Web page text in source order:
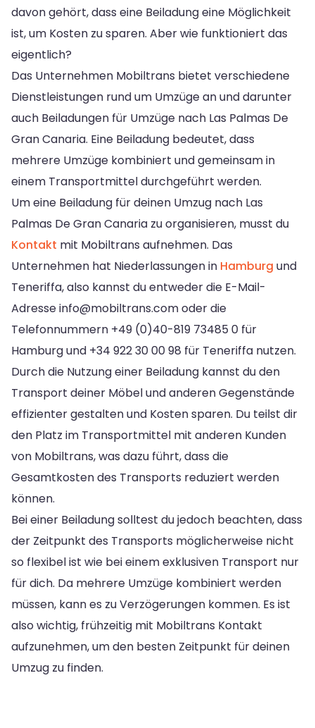
davon gehört, dass eine Beiladung eine Möglichkeit
ist, um Kosten zu sparen. Aber wie funktioniert das
eigentlich?
Das Unternehmen Mobiltrans bietet verschiedene
Dienstleistungen rund um Umzüge an und darunter
auch Beiladungen für Umzüge nach Las Palmas De
Gran Canaria. Eine Beiladung bedeutet, dass
mehrere Umzüge kombiniert und gemeinsam in
einem Transportmittel durchgeführt werden.
Um eine Beiladung für deinen Umzug nach Las
Palmas De Gran Canaria zu organisieren, musst du
Kontakt mit Mobiltrans aufnehmen. Das
Unternehmen hat Niederlassungen in Hamburg und
Teneriffa, also kannst du entweder die E-Mail-
Adresseinfo@mobiltrans.comoder die
Telefonnummern +49 (0)40-819 73485 0 für
Hamburg und +34 922 30 00 98 für Teneriffa nutzen.
Durch die Nutzung einer Beiladung kannst du den
Transport deiner Möbel und anderen Gegenstände
effizienter gestalten und Kosten sparen. Du teilst dir
den Platz im Transportmittel mit anderen Kunden
von Mobiltrans, was dazu führt, dass die
Gesamtkosten des Transports reduziert werden
können.
Bei einer Beiladung solltest du jedoch beachten, dass
der Zeitpunkt des Transports möglicherweise nicht
so flexibel ist wie bei einem exklusiven Transport nur
für dich. Da mehrere Umzüge kombiniert werden
müssen, kann es zu Verzögerungen kommen. Es ist
also wichtig, frühzeitig mit Mobiltrans Kontakt
aufzunehmen, um den besten Zeitpunkt für deinen
Umzug zu finden.